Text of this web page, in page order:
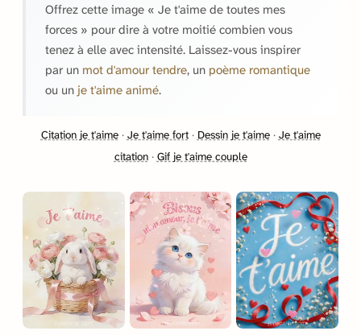
Offrez cette image « Je t'aime de toutes mes
forces » pour dire à votre moitié combien vous
tenez à elle avec intensité. Laissez-vous inspirer
par un mot d'amour tendre, un poème romantique
ou un je t'aime animé.
Citation je t'aime· Je t'aime fort· Dessin je t'aime· Je t'aime
citation· Gif je t'aime couple